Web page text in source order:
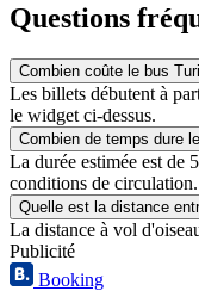
Questions
Combien coûte le bus
Les billets débutent à
le widget ci-dessus.
Combien de temps dure
La durée estimée est de
conditions de circulation.
Quelle est la distance
La distance à vol
Publicité
Booking